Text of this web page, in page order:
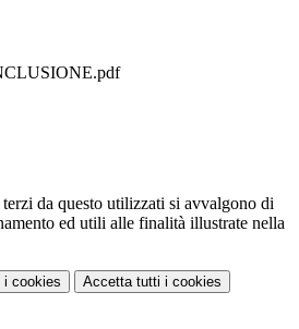
da questo utilizzati si avvalgono di
ed utili alle finalità illustrate nella
i cookies Accetta tutti i cookies